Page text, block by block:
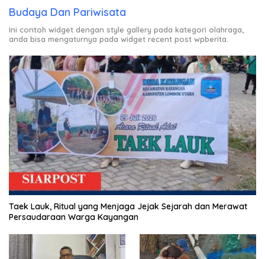
Budaya Dan Pariwisata
Ini contoh widget dengan style gallery pada kategori olahraga,
anda bisa mengaturnya pada widget recent post wpberita.
Taek Lauk, Ritual yang Menjaga Jejak Sejarah dan Merawat
Persaudaraan Warga Kayangan